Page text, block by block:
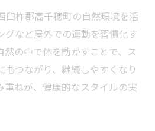
体験型ダイエット法を解説
シェイプアップ継続のポイ
すすめのダイエット法
続けやすいダイエット実践
臼杵郡高千穂町の自然環境を活
グなど屋外での運動を習慣化す
然の中で体を動かすことで、ス
もつながり、継続しやすくなり
重ねが、健康的なスタイルの実